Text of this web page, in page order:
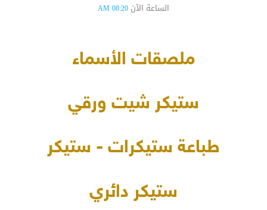
الساعة الآن 08:20 AM
ملصقات الأسماء
ستيكر شيت ورقي
طباعة ستيكرات - ستيكر
ستيكر دائري